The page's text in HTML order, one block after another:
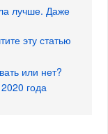
лучше. Даже
эту статью
или нет?
года